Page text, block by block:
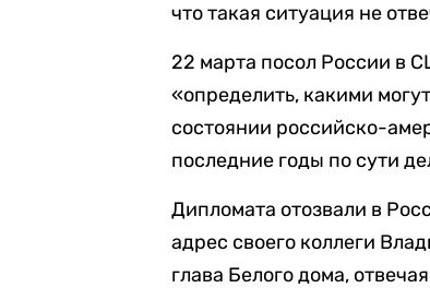
что такая ситуация не
22 марта посол России в
«определить, какими
состоянии российско-
последние годы по сути
Дипломата отозвали в
адрес своего коллеги
глава Белого дома,